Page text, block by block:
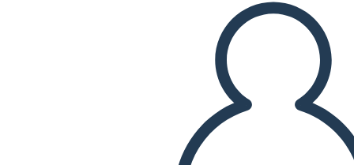
Copie este guión gráfico
CREAR UN GUIÓN GRÁFICO
JUEGO DE DIAPOSITIVAS
LEERME